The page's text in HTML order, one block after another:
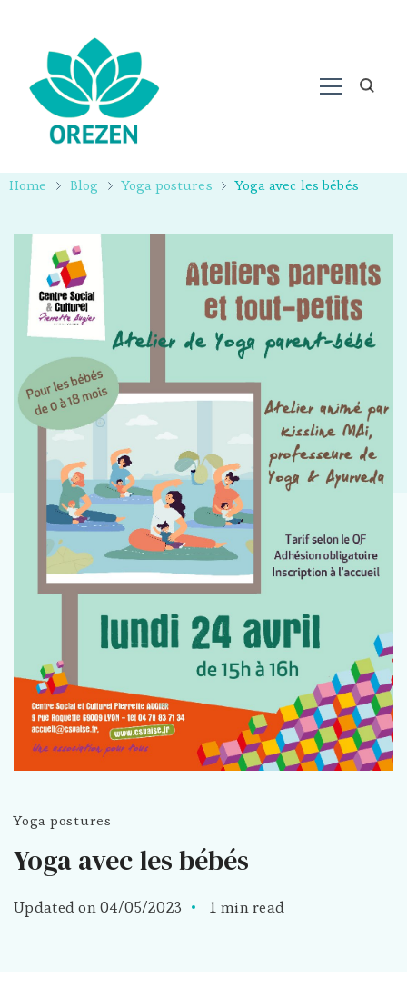
Home Blog Yoga postures Yoga avec les bébés
Yoga postures
Yoga avec les bébés
Updated on04/05/2023 1 min read